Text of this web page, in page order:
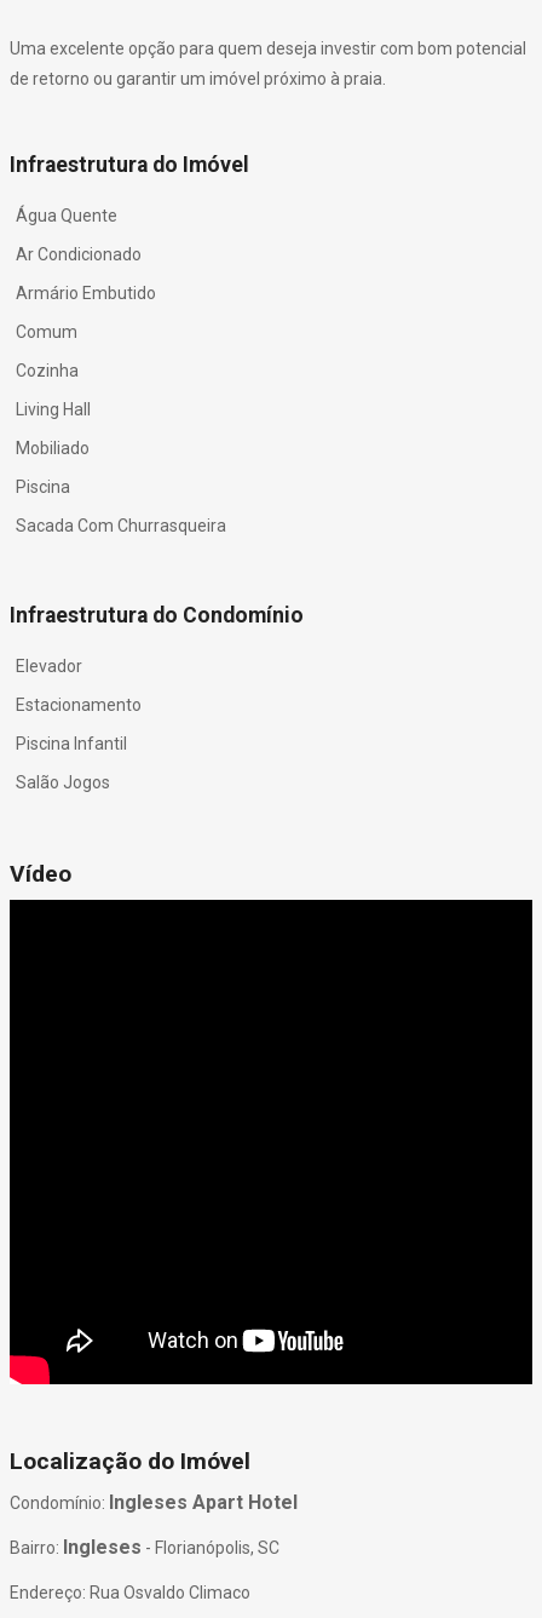
Uma excelente opção para quem deseja investir com bom potencial
de retorno ou garantir um imóvel próximo à praia.
Infraestrutura do Imóvel
Água Quente
Ar Condicionado
Armário Embutido
Comum
Cozinha
Living Hall
Mobiliado
Piscina
Sacada Com Churrasqueira
Infraestrutura do Condomínio
Elevador
Estacionamento
Piscina Infantil
Salão Jogos
Vídeo
Localização do Imóvel
Condomínio: Ingleses Apart Hotel
Bairro: Ingleses - Florianópolis, SC
Endereço: Rua Osvaldo Climaco